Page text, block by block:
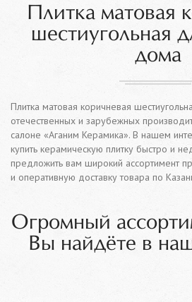
Плитка матовая
шестиугольная
дома
Плитка матовая коричневая
отечественных и зарубежных
салоне «Аганим Керамика». В нашем
купить керамическую плитку быстро и
предложить вам широкий ассортимент
и оперативную доставку товара по
Огромный
Вы найдёте в